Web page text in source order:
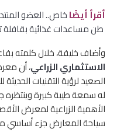
أقرأ أيضًا
طن مساعدات غذائية
وأضاف خليفة، خلال كلمته
الاستثماري الزراعي، أن
الصعيد لرؤية التقنيات
له سمعة طيبة كبيرة وينتظره
الأهمية الزراعية لمعرض
سياحة المعارض جزء أساسي